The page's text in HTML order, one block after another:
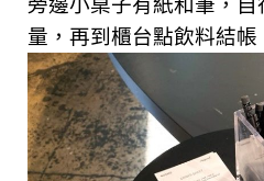
量，再到櫃台點飲料結帳